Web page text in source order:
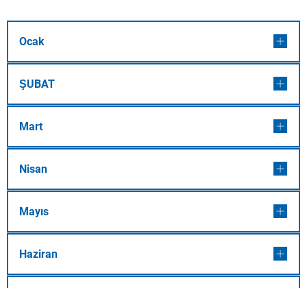
MENÜ
Ocak
ŞUBAT
Mart
Nisan
Mayıs
Haziran